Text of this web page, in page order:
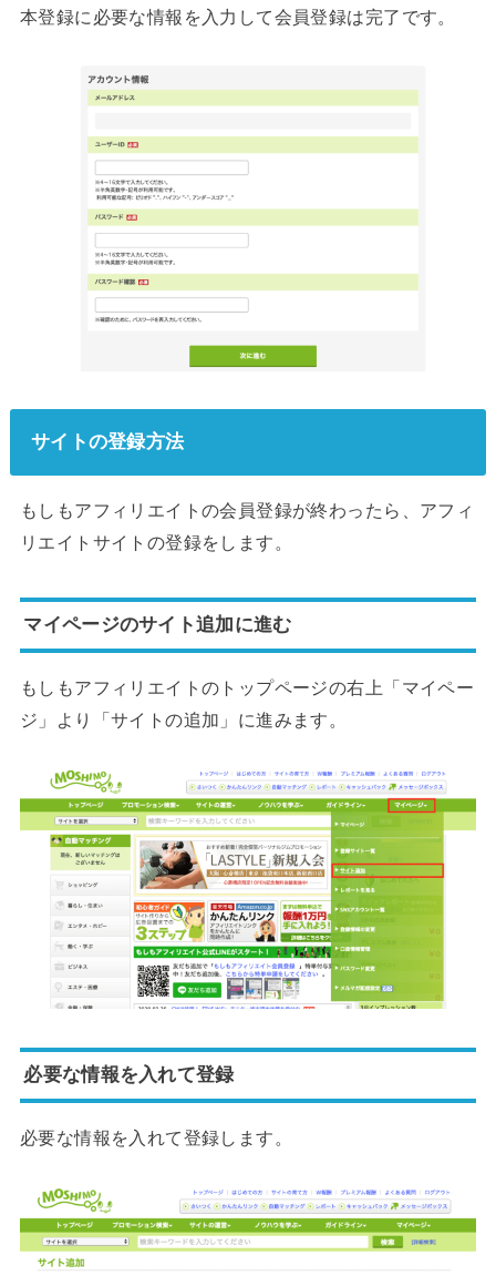
本登録に必要な情報を入力して会員登録は完了です。
サイトの登録方法
もしもアフィリエイトの会員登録が終わったら、アフィ
リエイトサイトの登録をします。
マイページのサイト追加に進む
もしもアフィリエイトのトップページの右上「マイペー
ジ」より「サイトの追加」に進みます。
必要な情報を入れて登録
必要な情報を入れて登録します。